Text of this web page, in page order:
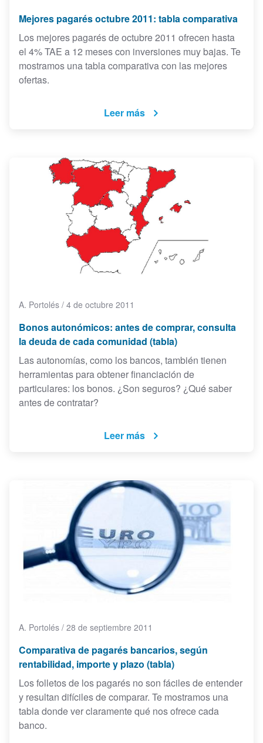
Mejores pagarés octubre 2011: tabla comparativa
Los mejores pagarés de octubre 2011 ofrecen hasta
el 4% TAE a 12 meses con inversiones muy bajas. Te
mostramos una tabla comparativa con las mejores
ofertas.
Leer más
A. Portolés / 4 de octubre 2011
Bonos autonómicos: antes de comprar, consulta
la deuda de cada comunidad (tabla)
Las autonomías, como los bancos, también tienen
herramientas para obtener financiación de
particulares: los bonos. ¿Son seguros? ¿Qué saber
antes de contratar?
Leer más
A. Portolés / 28 de septiembre 2011
Comparativa de pagarés bancarios, según
rentabilidad, importe y plazo (tabla)
Los folletos de los pagarés no son fáciles de entender
y resultan difíciles de comparar. Te mostramos una
tabla donde ver claramente qué nos ofrece cada
banco.